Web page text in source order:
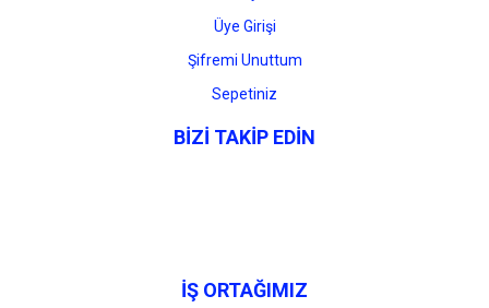
Üye Girişi
Şifremi Unuttum
Sepetiniz
BİZİ TAKİP EDİN
İŞ ORTAĞIMIZ